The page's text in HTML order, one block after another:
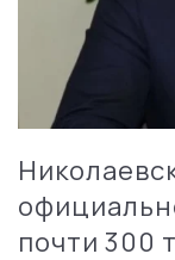
почти 300